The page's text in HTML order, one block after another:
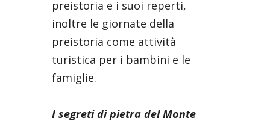
preistoria e i suoi reperti,
inoltre le giornate della
preistoria come attività
turistica per i bambini e le
famiglie.
I segreti di pietra del Monte